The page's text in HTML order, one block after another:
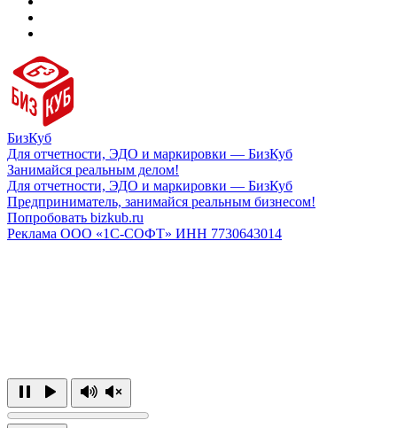
БизКуб
Для отчетности, ЭДО и маркировки — БизКуб
Занимайся реальным делом!
Для отчетности, ЭДО и маркировки — БизКуб
Предприниматель, занимайся реальным бизнесом!
Попробовать bizkub.ru
Реклама ООО «1С-СОФТ» ИНН 7730643014